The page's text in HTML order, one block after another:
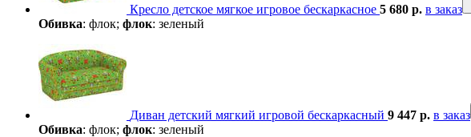
Кресло детское мягкое игровое бескаркасное 5 680 р. в заказ
Обивка: флок; флок: зеленый
Диван детский мягкий игровой бескаркасный 9 447 р. в заказ
Обивка: флок; флок: зеленый